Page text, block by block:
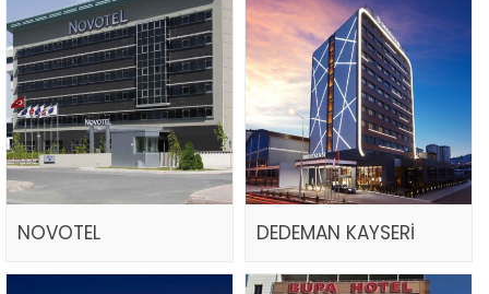
NOVOTEL DEDEMAN KAYSERİ